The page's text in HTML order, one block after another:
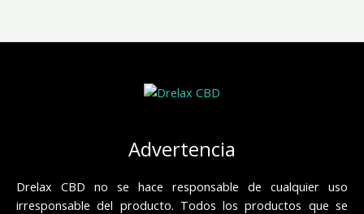
Advertencia
Drelax CBD no se hace responsable de cualquier uso
irresponsable del producto. Todos los productos que se